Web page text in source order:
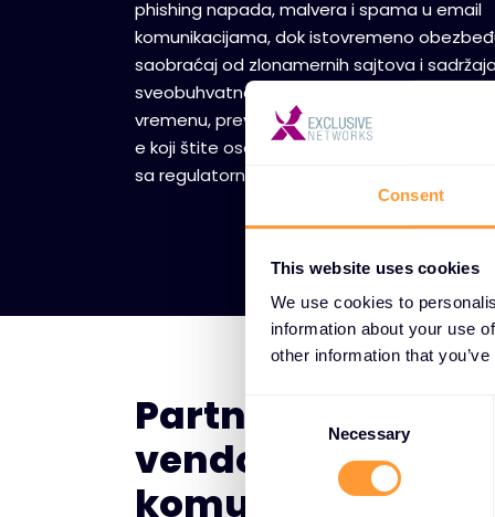
Consent
This website uses cookies
We use cookies to
information about your use
other information that
n
e
Necessary
phishing napada, malvera i spama u email
komunikacijama, dok istovremeno
saobraćaj od zlonamernih sajtova i
sveobuhvatna rešenja uključuju skeniranje u
vremenu, prevenciju gubitka podataka i
e koji štite osetljive informacije i
sa regulatornim zahtevima.
Partnerstva sa
vendorima za
komunikacionih